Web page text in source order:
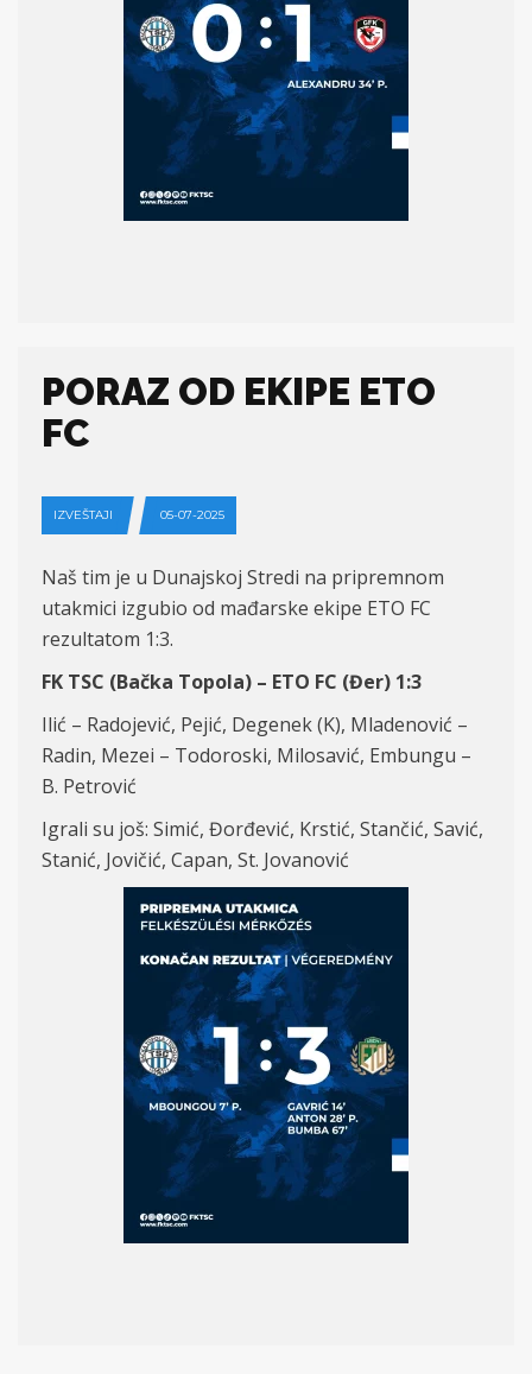
PORAZ OD EKIPE ETO
FC
IZVEŠTAJI 05-07-2025
Naš tim je u Dunajskoj Stredi na pripremnom
utakmici izgubio od mađarske ekipe ETO FC
rezultatom 1:3.
FK TSC (Bačka Topola) – ETO FC (Đer) 1:3
Ilić – Radojević, Pejić, Degenek (K), Mladenović –
Radin, Mezei – Todoroski, Milosavić, Embungu –
B. Petrović
Igrali su još: Simić, Đorđević, Krstić, Stančić, Savić,
Stanić, Jovičić, Capan, St. Jovanović